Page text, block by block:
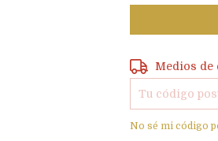
Entregas para
Medios de
No sé mi código